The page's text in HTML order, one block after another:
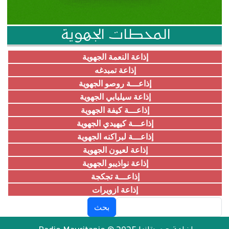
المحطات الجهوية
إذاعة النعمة الجهوية
إذاعة تمبدغه
إذاعـــة روصو الجهوية
إذاعة سيلبابي الجهوية
إذاعـــة كيفة الجهوية
إذاعـــة كيهيدي الجهوية
إذاعـــة لبراكنه الجهوية
إذاعة لعيون الجهوية
إذاعة نواذيبو الجهوية
إذاعـــة تجكجة
إذاعة ازويرات